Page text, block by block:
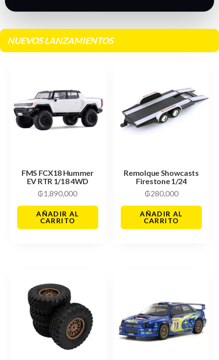
NUEVOS LANZAMIENTOS
FMS FCX18 Hummer
EV RTR 1/18 4WD
₲1,890,000
AÑADIR AL
CARRITO
Remolque Showcasts
Firestone 1/24
₲280,000
AÑADIR AL
CARRITO